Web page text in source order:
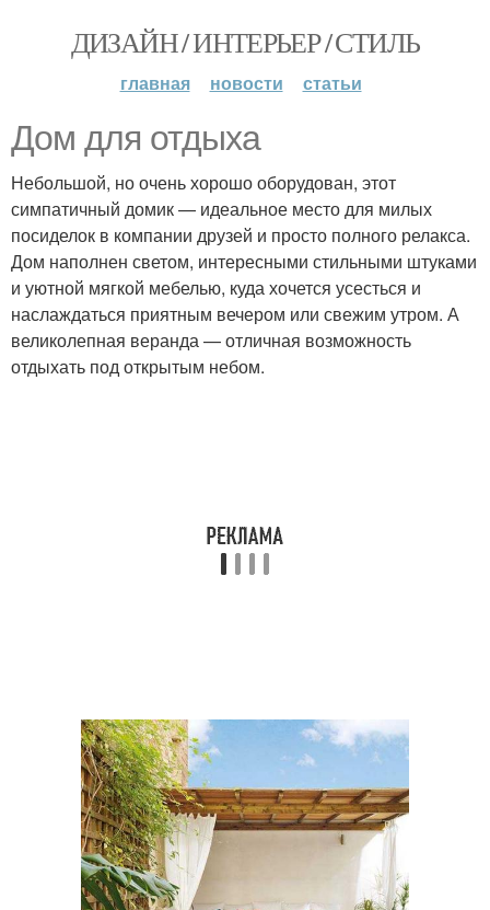
ДИЗАЙН / ИНТЕРЬЕР / СТИЛЬ
главная новости статьи
Дом для отдыха
Небольшой, но очень хорошо оборудован, этот
симпатичный домик — идеальное место для милых
посиделок в компании друзей и просто полного релакса.
Дом наполнен светом, интересными стильными штуками
и уютной мягкой мебелью, куда хочется усесться и
наслаждаться приятным вечером или свежим утром. А
великолепная веранда — отличная возможность
отдыхать под открытым небом.